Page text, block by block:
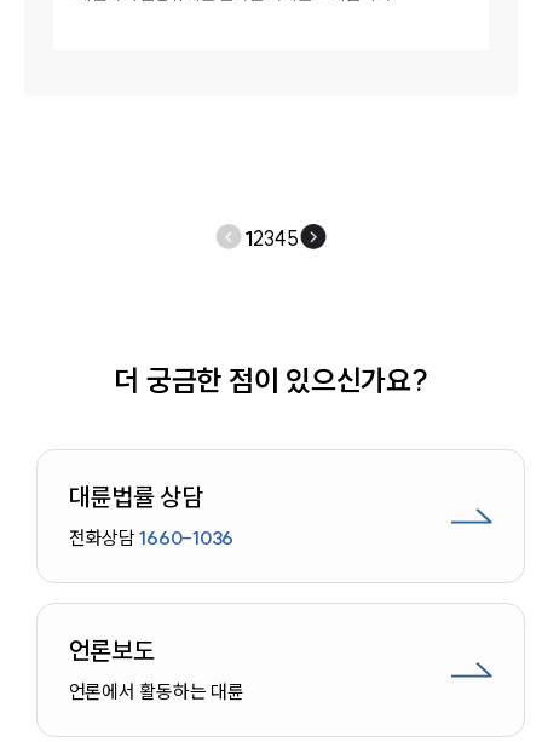
12345
더 궁금한 점이 있으신가요?
대륜법률 상담
전화상담1660-1036
언론보도
언론에서 활동하는 대륜